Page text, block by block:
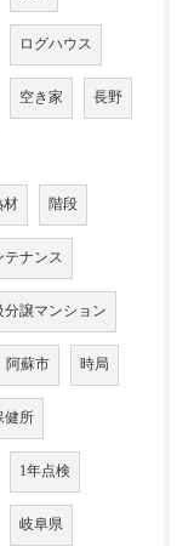
ログハウス
空き家 長野
材 階段
テナンス
分譲マンション
阿蘇市 時局
健所
1年点検
岐阜県